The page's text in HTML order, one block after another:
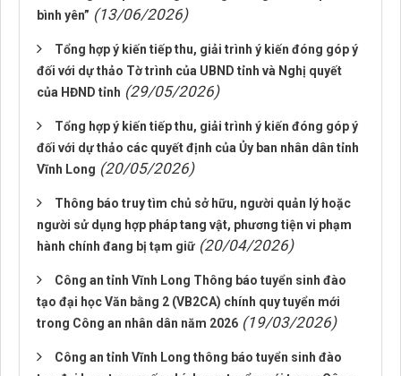
bình yên” (13/06/2026)
Tổng hợp ý kiến tiếp thu, giải trình ý kiến đóng góp ý
đối với dự thảo Tờ trình của UBND tỉnh và Nghị quyết
của HĐND tỉnh (29/05/2026)
Tổng hợp ý kiến tiếp thu, giải trình ý kiến đóng góp ý
đối với dự thảo các quyết định của Ủy ban nhân dân tỉnh
Vĩnh Long (20/05/2026)
Thông báo truy tìm chủ sở hữu, người quản lý hoặc
người sử dụng hợp pháp tang vật, phương tiện vi phạm
hành chính đang bị tạm giữ (20/04/2026)
Công an tỉnh Vĩnh Long Thông báo tuyển sinh đào
tạo đại học Văn bằng 2 (VB2CA) chính quy tuyển mới
trong Công an nhân dân năm 2026 (19/03/2026)
Công an tỉnh Vĩnh Long thông báo tuyển sinh đào